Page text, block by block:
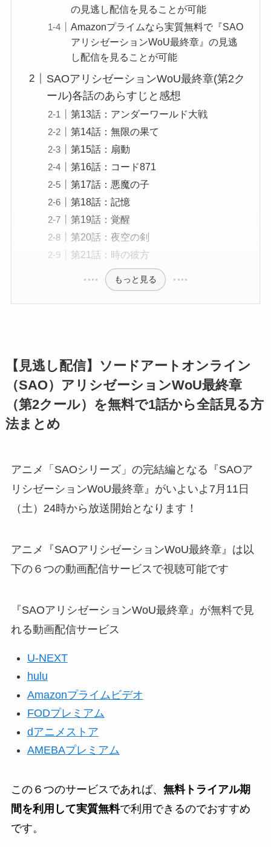
の見逃し配信を見ることが可能
Amazonプライムなら実質無料で『SAO
アリシゼーションWoU最終章』の見逃
し配信を見ることが可能
SAOアリシゼーションWoU最終章(第2ク
ール)各話のあらすじと感想
第13話：アンダーワールド大戦
第14話：無限の果て
第15話：扇動
第16話：コード871
第17話：悪魔の子
第18話：記憶
第19話：覚醒
第20話：夜空の剣
第21話：時の彼方
もっと見る
【見逃し配信】ソードアートオンライン
（SAO）アリシゼーションWoU最終章
（第2クール）を無料で1話から全話見る方
法まとめ
アニメ「SAOシリーズ」の完結編となる『SAOア
リシゼーションWoU最終章』がいよいよ7月11日
（土）24時から放送開始となります！
アニメ『SAOアリシゼーションWoU最終章』は以
下の６つの動画配信サービスで視聴可能です
『SAOアリシゼーションWoU最終章』が無料で見
れる動画配信サービス
U-NEXT
hulu
Amazonプライムビデオ
FODプレミアム
dアニメストア
AMEBAプレミアム
この６つのサービスであれば、 無料トライアル期
間を利用して実質無料で利用できるのでおすすめ
です。